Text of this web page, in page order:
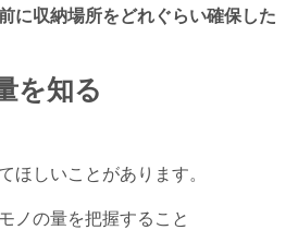
に収納場所をどれぐらい確保した
を知る
ほしいことがあります。
ノの量を把握すること